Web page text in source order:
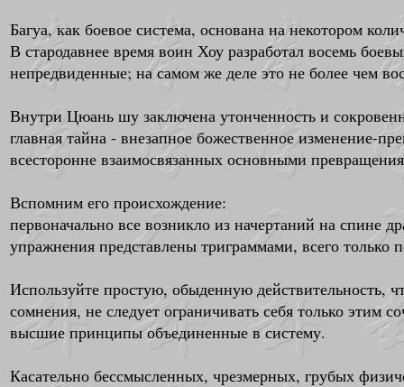
Багуа, как боевое система, основана на некотором
В стародавнее время воин Хоу разработал восемь
непредвиденные; на самом же деле это не более чем
Внутри Цюань шу заключена утонченность и
главная тайна - внезапное божественное изменение-
всесторонне взаимосвязанных основными
Вспомним его происхождение:
первоначально все возникло из начертаний на спине
упражнения представлены триграммами, всего только
Используйте простую, обыденную действительность,
сомнения, не следует ограничивать себя только
высшие принципы объединенные в систему.
Касательно бессмысленных, чрезмерных, грубых